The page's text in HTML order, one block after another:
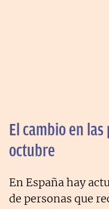
El cambio en
octubre
En España hay
de personas que